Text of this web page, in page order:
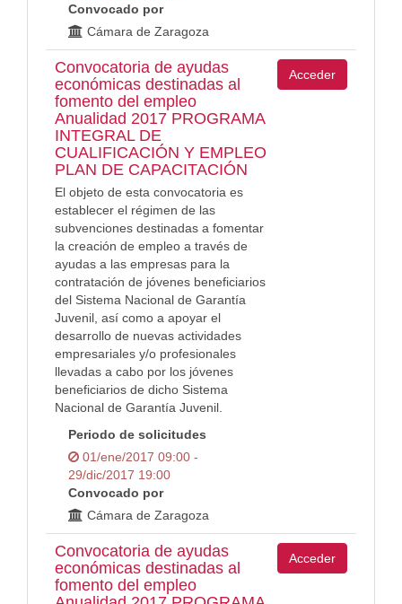
Convocado por
Cámara de Zaragoza
Convocatoria de ayudas
económicas destinadas al
fomento del empleo
Anualidad 2017 PROGRAMA
INTEGRAL DE
CUALIFICACIÓN Y EMPLEO
PLAN DE CAPACITACIÓN
El objeto de esta convocatoria es
establecer el régimen de las
subvenciones destinadas a fomentar
la creación de empleo a través de
ayudas a las empresas para la
contratación de jóvenes beneficiarios
del Sistema Nacional de Garantía
Juvenil, así como a apoyar el
desarrollo de nuevas actividades
empresariales y/o profesionales
llevadas a cabo por los jóvenes
beneficiarios de dicho Sistema
Nacional de Garantía Juvenil.
Periodo de solicitudes
01/ene/2017 09:00 -
29/dic/2017 19:00
Convocado por
Cámara de Zaragoza
Acceder
Convocatoria de ayudas
económicas destinadas al
fomento del empleo
Acceder